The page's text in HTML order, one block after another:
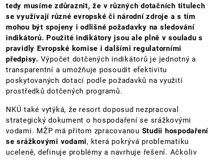
tedy musíme zdůraznit, že v různých dotačních titulech
se využívají různé evropské či národní zdroje a s tím
mohou být spojeny i odlišné požadavky na sledování
indikátorů. Použité indikátory jsou ale plně v souladu s
pravidly Evropské komise i dalšími regulatorními
předpisy. Výpočet dotčených indikátorů je jednotný a
transparentní a umožňuje posoudit efektivitu
poskytovaných dotací podle požadavků na využití
prostředků dotčených programů.
NKÚ také vytýká, že resort doposud nezpracoval
strategický dokument o hospodaření se srážkovými
vodami. MŽP má přitom zpracovanou Studii hospodaření
se srážkovými vodami, která pokrývá problematiku
uceleně, definuje problémy a navrhuje řešení. Ačkoliv